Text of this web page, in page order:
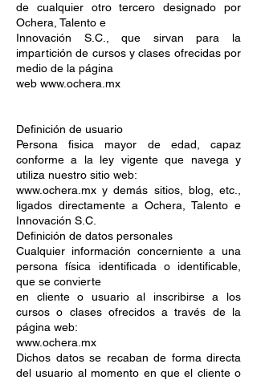
de cualquier otro tercero designado por
Ochera, Talento e
Innovación S.C., que sirvan para la
impartición de cursos y clases ofrecidas por
medio de la página
web www.ochera.mx
Definición de usuario
Persona fisica mayor de edad, capaz
conforme a la ley vigente que navega y
utiliza nuestro sitio web:
www.ochera.mx y demás sitios, blog, etc.,
ligados directamente a Ochera, Talento e
Innovación S.C.
Definición de datos personales
Cualquier información concerniente a una
persona física identificada o identificable,
que se convierte
en cliente o usuario al inscribirse a los
cursos o clases ofrecidos a través de la
página web:
www.ochera.mx
Dichos datos se recaban de forma directa
del usuario al momento en que el cliente o